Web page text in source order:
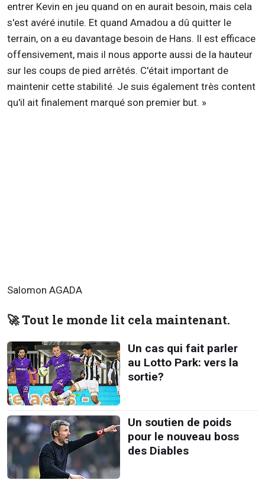
entrer Kevin en jeu quand on en aurait besoin, mais cela
s'est avéré inutile. Et quand Amadou a dû quitter le
terrain, on a eu davantage besoin de Hans. Il est efficace
offensivement, mais il nous apporte aussi de la hauteur
sur les coups de pied arrêtés. C'était important de
maintenir cette stabilité. Je suis également très content
qu'il ait finalement marqué son premier but. »
Salomon AGADA
🚀 Tout le monde lit cela maintenant.
Un cas qui fait parler
au Lotto Park: vers la
sortie?
Un soutien de poids
pour le nouveau boss
des Diables